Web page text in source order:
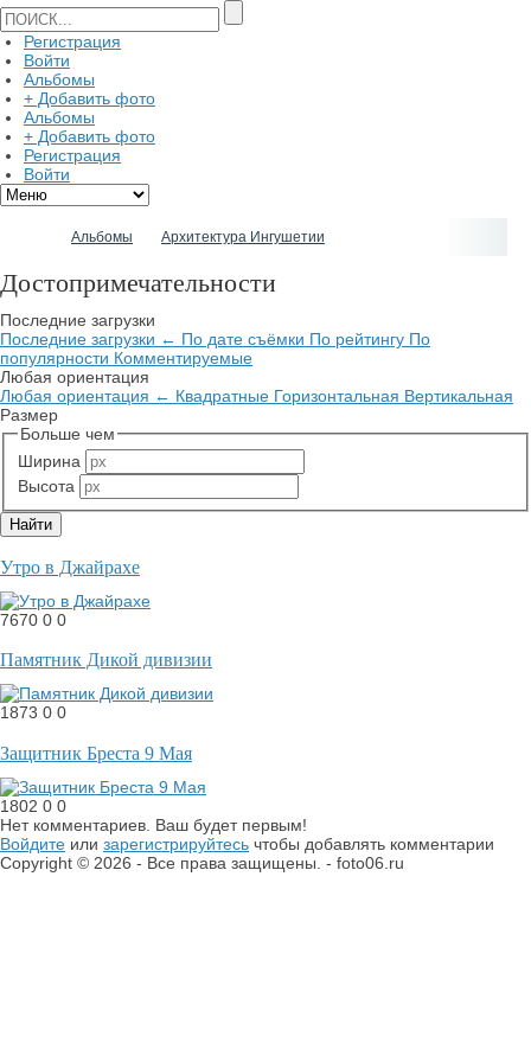
Регистрация
Войти
Альбомы
+ Добавить фото
Альбомы
+ Добавить фото
Регистрация
Войти
Альбомы Архитектура Ингушетии
Достопримечательности
Последние загрузки
Последние загрузки ← По дате съёмки По рейтингу По
популярности Комментируемые
Любая ориентация
Любая ориентация ← Квадратные Горизонтальная Вертикальная
Размер
Больше чем
Ширина
Высота
Утро в Джайрахе
7670 0 0
Памятник Дикой дивизии
1873 0 0
Защитник Бреста 9 Мая
1802 0 0
Нет комментариев. Ваш будет первым!
Войдите или зарегистрируйтесь чтобы добавлять комментарии
Copyright © 2026 - Все права защищены. - foto06.ru